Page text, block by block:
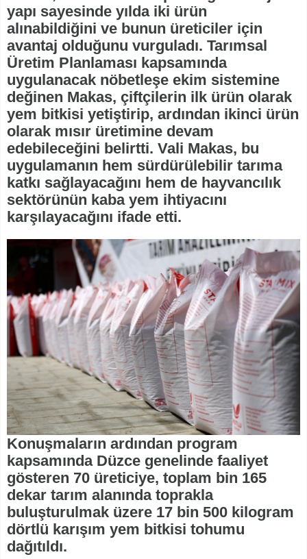
yapı sayesinde yılda iki ürün
alınabildiğini ve bunun üreticiler için
avantaj olduğunu vurguladı. Tarımsal
Üretim Planlaması kapsamında
uygulanacak nöbetleşe ekim sistemine
değinen Makas, çiftçilerin ilk ürün olarak
yem bitkisi yetiştirip, ardından ikinci ürün
olarak mısır üretimine devam
edebileceğini belirtti. Vali Makas, bu
uygulamanın hem sürdürülebilir tarıma
katkı sağlayacağını hem de hayvancılık
sektörünün kaba yem ihtiyacını
karşılayacağını ifade etti.
Konuşmaların ardından program
kapsamında Düzce genelinde faaliyet
gösteren 70 üreticiye, toplam bin 165
dekar tarım alanında toprakla
buluşturulmak üzere 17 bin 500 kilogram
dörtlü karışım yem bitkisi tohumu
dağıtıldı.